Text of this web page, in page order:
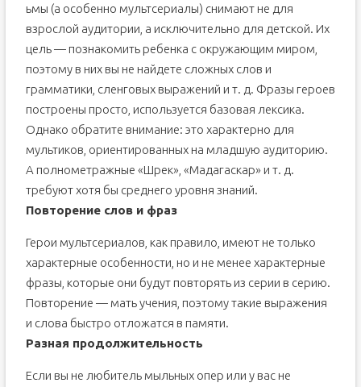
ьмы (а особенно мультсериалы) снимают не для
взрослой аудитории, а исключительно для детской. Их
цель — познакомить ребенка с окружающим миром,
поэтому в них вы не найдете сложных слов и
грамматики, сленговых выражений и т. д. Фразы героев
построены просто, используется базовая лексика.
Однако обратите внимание: это характерно для
мультиков, ориентированных на младшую аудиторию.
А полнометражные «Шрек», «Мадагаскар» и т. д.
требуют хотя бы среднего уровня знаний.
Повторение слов и фраз
Герои мультсериалов, как правило, имеют не только
характерные особенности, но и не менее характерные
фразы, которые они будут повторять из серии в серию.
Повторение — мать учения, поэтому такие выражения
и слова быстро отложатся в памяти.
Разная продолжительность
Если вы не любитель мыльных опер или у вас не